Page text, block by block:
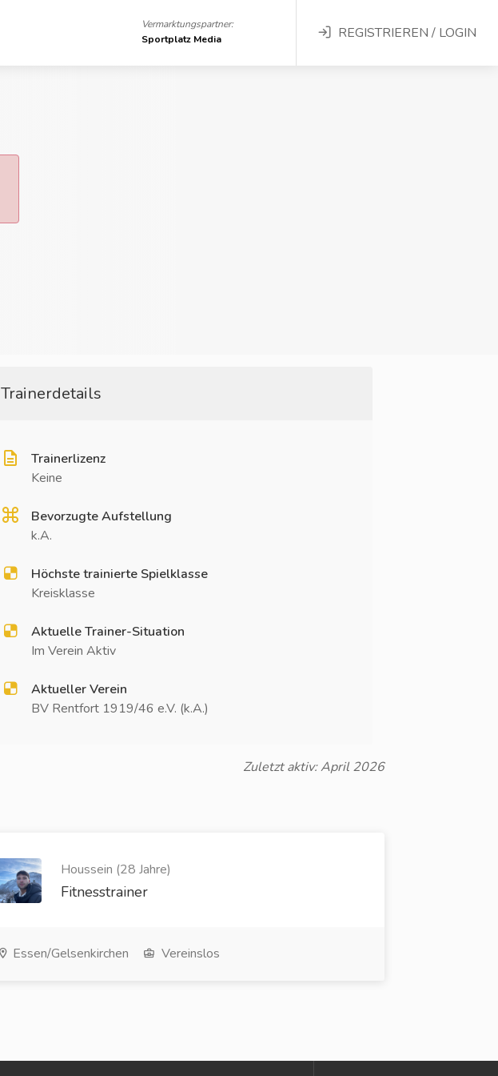
Vermarktungspartner:
Sportplatz Media
REGISTRIEREN / LOGIN
Trainerdetails
Trainerlizenz
Keine
Bevorzugte Aufstellung
k.A.
Höchste trainierte Spielklasse
Kreisklasse
Aktuelle Trainer-Situation
Im Verein Aktiv
Aktueller Verein
BV Rentfort 1919/46 e.V. (k.A.)
Zuletzt aktiv: April 2026
Houssein (28 Jahre)
Fitnesstrainer
Essen/Gelsenkirchen Vereinslos